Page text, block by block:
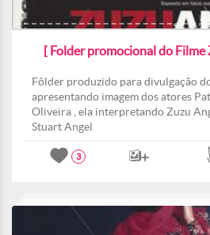
[ Folder promocional do Filme
Fôlder produzido para divulgação
apresentando imagem dos atores
Oliveira , ela interpretando Zuzu
Stuart Angel
3